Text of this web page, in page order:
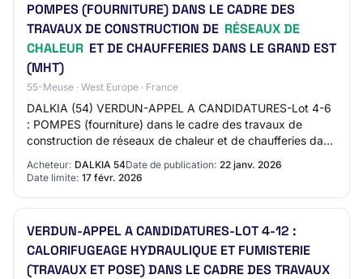
POMPES (FOURNITURE) DANS LE CADRE DES
TRAVAUX DE CONSTRUCTION DE RÉSEAUX DE
CHALEUR ET DE CHAUFFERIES DANS LE GRAND EST
(MHT)
55-Meuse · West Europe · France
DALKIA (54) VERDUN-APPEL A CANDIDATURES-Lot 4-6
: POMPES (fourniture) dans le cadre des travaux de
construction de réseaux de chaleur et de chaufferies dans
Acheteur: DALKIA 54Date de publication: 22 janv. 2026
Date limite: 17 févr. 2026
VERDUN-APPEL A CANDIDATURES-LOT 4-12 :
CALORIFUGEAGE HYDRAULIQUE ET FUMISTERIE
(TRAVAUX ET POSE) DANS LE CADRE DES TRAVAUX